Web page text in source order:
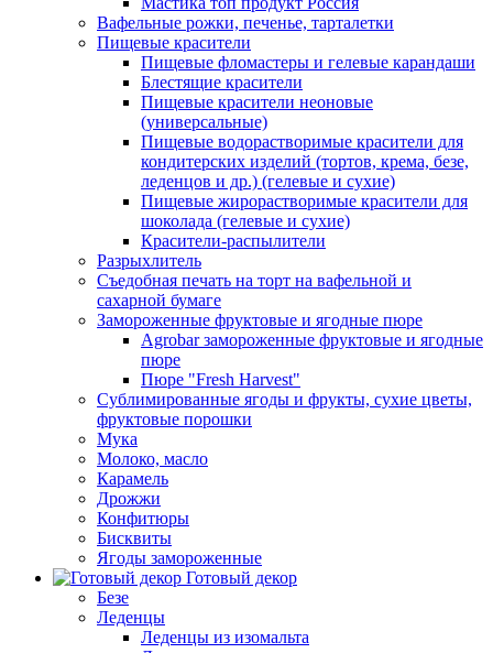
Вафельные рожки, печенье, тарталетки
Пищевые красители
Пищевые фломастеры и гелевые карандаши
Блестящие красители
Пищевые красители неоновые
(универсальные)
Пищевые водорастворимые красители для
кондитерских изделий (тортов, крема, безе,
леденцов и др.) (гелевые и сухие)
Пищевые жирорастворимые красители для
шоколада (гелевые и сухие)
Красители-распылители
Разрыхлитель
Съедобная печать на торт на вафельной и
сахарной бумаге
Замороженные фруктовые и ягодные пюре
Agrobar замороженные фруктовые и ягодные
пюре
Пюре "Fresh Harvest"
Сублимированные ягоды и фрукты, сухие цветы,
фруктовые порошки
Мука
Молоко, масло
Карамель
Дрожжи
Конфитюры
Бисквиты
Ягоды замороженные
Готовый декор
Безе
Леденцы
Леденцы из изомальта